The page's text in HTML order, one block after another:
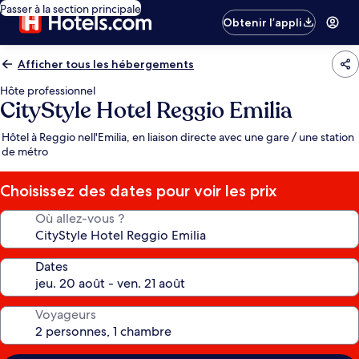
Passer à la section principale
Obtenir l’appli
Afficher tous les hébergements
Hôte professionnel
CityStyle Hotel Reggio Emilia
Hôtel à Reggio nell'Emilia, en liaison directe avec une gare / une station
de métro
Choisissez des dates pour voir les prix
Où allez-vous ?
Dates
Voyageurs